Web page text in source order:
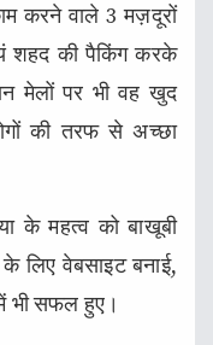
करने वाले 3 मज़दूरों
शहद की पैकिंग करके
मेलों पर भी वह खुद
की तरफ से अच्छा
के महत्व को बाखूबी
लिए वेबसाइट बनाई,
भी सफल हुए।